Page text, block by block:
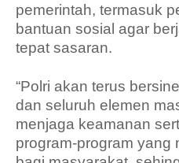
pemerintah, termasuk
bantuan sosial agar
tepat sasaran.
“Polri akan terus
dan seluruh elemen
menjaga keamanan
program-program yang